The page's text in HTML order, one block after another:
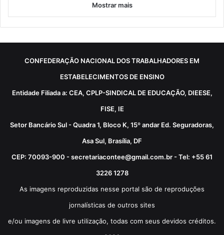
Mostrar mais
CONFEDERAÇÃO NACIONAL DOS TRABALHADORES EM
ESTABELECIMENTOS DE ENSINO
Entidade Filiada a: CEA, CPLP-SINDICAL DE EDUCAÇÃO, DIEESE,
FISE, IE
Setor Bancário Sul - Quadra 1, Bloco K, 15º andar Ed. Seguradoras,
Asa Sul, Brasília, DF
CEP: 70093-900 - secretariacontee@gmail.com.br - Tel: +55 61
3226 1278
As imagens reproduzidas nesse portal são de reproduções
jornalísticas de outros sites
e/ou imagens de livre utilização, todas com seus devidos créditos.